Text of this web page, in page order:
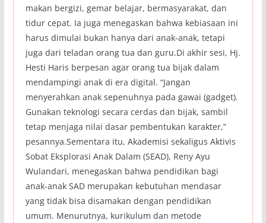
makan bergizi, gemar belajar, bermasyarakat, dan
tidur cepat. Ia juga menegaskan bahwa kebiasaan ini
harus dimulai bukan hanya dari anak-anak, tetapi
juga dari teladan orang tua dan guru.Di akhir sesi, Hj.
Hesti Haris berpesan agar orang tua bijak dalam
mendampingi anak di era digital. “Jangan
menyerahkan anak sepenuhnya pada gawai (gadget).
Gunakan teknologi secara cerdas dan bijak, sambil
tetap menjaga nilai dasar pembentukan karakter,”
pesannya.Sementara itu, Akademisi sekaligus Aktivis
Sobat Eksplorasi Anak Dalam (SEAD), Reny Ayu
Wulandari, menegaskan bahwa pendidikan bagi
anak-anak SAD merupakan kebutuhan mendasar
yang tidak bisa disamakan dengan pendidikan
umum. Menurutnya, kurikulum dan metode